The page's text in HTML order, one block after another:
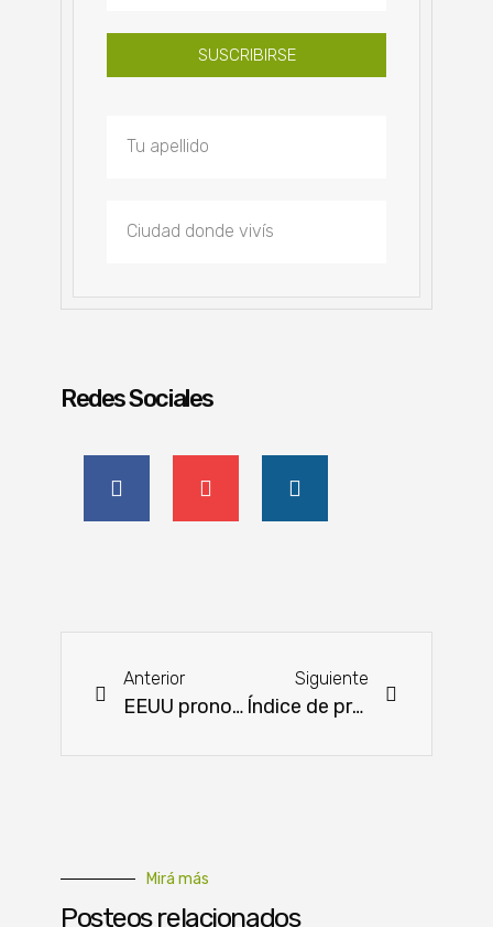
SUSCRIBIRSE
Redes Sociales
Anterior
EEUU pronostica menor producción de granos a nivel mundial en 2022
Siguiente
Índice de precios de la carne de la FAO aumentó 13%
Mirá más
Posteos relacionados